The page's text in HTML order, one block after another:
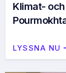
Klimat-
LYSSNA NU